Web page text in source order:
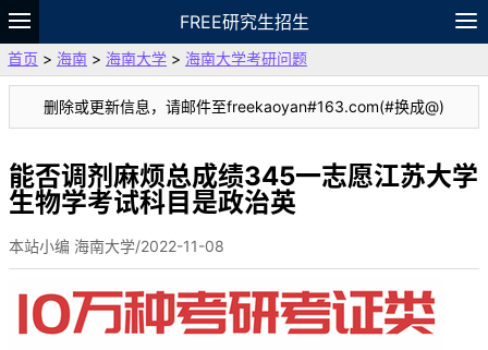
FREE研究生招生
题库
故事 专题 APP 笔记
VIP
资料
首页 > 海南 > 海南大学 > 海南大学考研问题
删除或更新信息，请邮件至freekaoyan#163.com(#换成@)
能否调剂麻烦总成绩345一志愿江苏大学
生物学考试科目是政治英
本站小编 海南大学/2022-11-08